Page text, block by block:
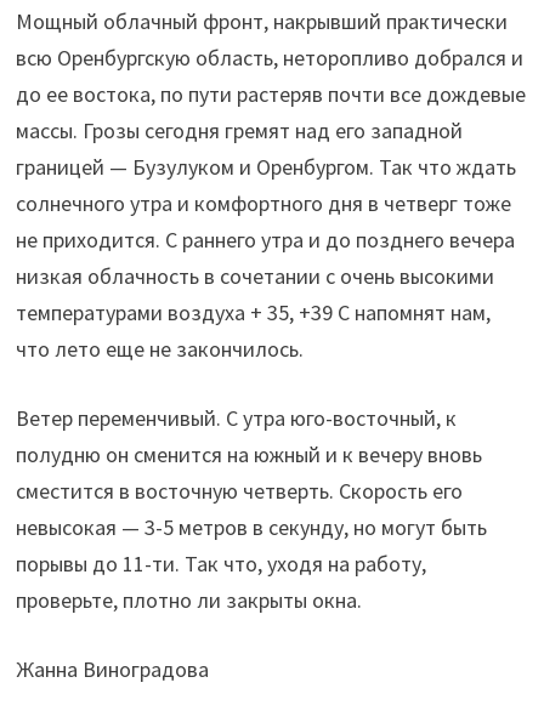
Мощный облачный фронт, накрывший практически
всю Оренбургскую область, неторопливо добрался и
до ее востока, по пути растеряв почти все дождевые
массы. Грозы сегодня гремят над его западной
границей — Бузулуком и Оренбургом. Так что ждать
солнечного утра и комфортного дня в четверг тоже
не приходится. С раннего утра и до позднего вечера
низкая облачность в сочетании с очень высокими
температурами воздуха + 35, +39 С напомнят нам,
что лето еще не закончилось.
Ветер переменчивый. С утра юго-восточный, к
полудню он сменится на южный и к вечеру вновь
сместится в восточную четверть. Скорость его
невысокая — 3-5 метров в секунду, но могут быть
порывы до 11-ти. Так что, уходя на работу,
проверьте, плотно ли закрыты окна.
Жанна Виноградова